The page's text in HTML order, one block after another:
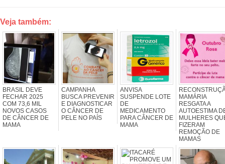
Veja também:
BRASIL DEVE
FECHAR 2025
COM 73,6 MIL
NOVOS CASOS
DE CÂNCER DE
MAMA
CAMPANHA
BUSCA PREVENIR
E DIAGNOSTICAR
O CÂNCER DE
PELE NO PAÍS
ANVISA
SUSPENDE LOTE
DE
MEDICAMENTO
PARA CÂNCER DE
MAMA
MAMÁRIA
RESGATA A
AUTOESTIMA
MULHERES
FIZERAM
REMOÇÃO DE
MAMAS